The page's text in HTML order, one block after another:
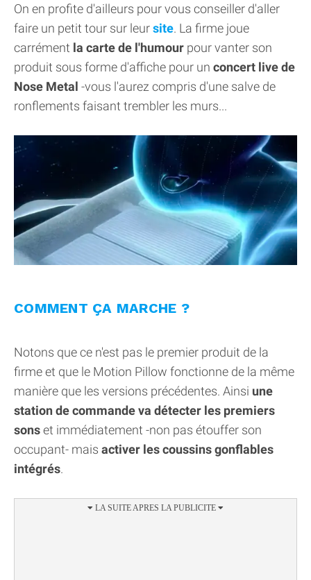
On en profite d'ailleurs pour vous conseiller d'aller
faire un petit tour sur leursite. La firme joue
carrément la carte de l'humour pour vanter son
produit sous forme d'affiche pour un concert live de
Nose Metal -vous l'aurez compris d'une salve de
ronflements faisant trembler les murs...
COMMENT ÇA MARCHE ?
Notons que ce n'est pas le premier produit de la
firme et que le Motion Pillow fonctionne de la même
manière que les versions précédentes. Ainsi une
station de commande va détecter les premiers
sonset immédiatement -non pas étouffer son
occupant- mais activer les coussins gonflables
intégrés.